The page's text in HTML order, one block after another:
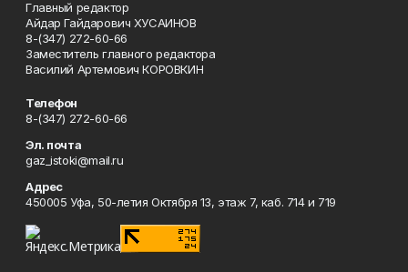
Главный редактор
Айдар Гайдарович ХУСАИНОВ
8-(347) 272-60-66
Заместитель главного редактора
Василий Артемович КОРОВКИН
Телефон
8-(347) 272-60-66
Эл. почта
gaz_istoki@mail.ru
Адрес
450005 Уфа, 50-летия Октября 13, этаж 7, каб. 714 и 719